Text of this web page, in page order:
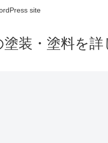
site
装・塗料を詳